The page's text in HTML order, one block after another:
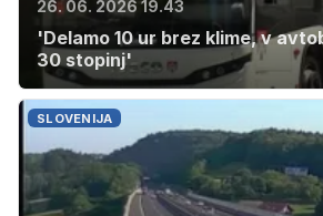
26. 06. 2026 19.43
'Delamo 10 ur brez klime, v
30 stopinj'
SLOVENIJA